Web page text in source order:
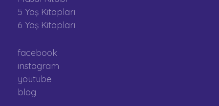
5 Yaş Kitapları
6 Yaş Kitapları
facebook
instagram
youtube
blog